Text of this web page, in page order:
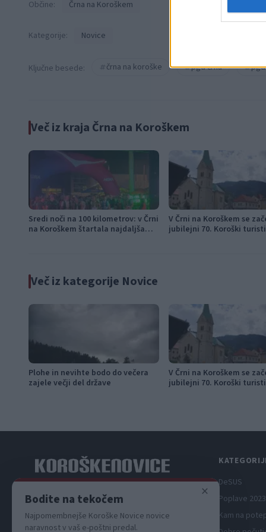
Občine: Črna na Koroškem
Kategorije: Novice
Ključne besede: črna na koroške pgd črna
Več iz kraja Črna na Koroškem
Sredi noči na 100 kilometrov: v Črni
na Koroškem štartala najdaljša
V Črni na Koroškem se
jubilejni 70. Koroški
Več iz kategorije Novice
Plohe in nevihte bodo do večera
zajele večji del države
V Črni na Koroškem se
jubilejni 70. Koroški
DeSUS
Poplave
Kam na
×
Bodite na tekočem
Najpomembnejše Koroške Novice novice
naravnost v vaš e-poštni predal.